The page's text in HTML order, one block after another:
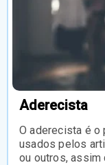
Aderecista
O aderecista é
usados pelos
ou outros, assim